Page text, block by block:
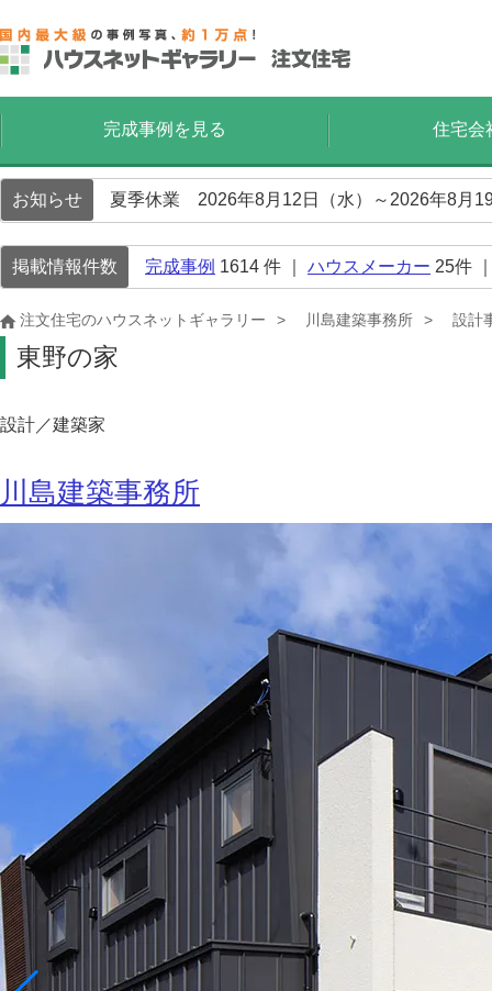
完成事例を見る 住宅会
お知らせ 夏季休業 2026年8月12日（水）～2026年8月
掲載情報件数 完成事例 1614 件 ｜ ハウスメーカー 25件
注文住宅のハウスネットギャラリー 川島建築事務所 設計
東野の家
設計／建築家
川島建築事務所